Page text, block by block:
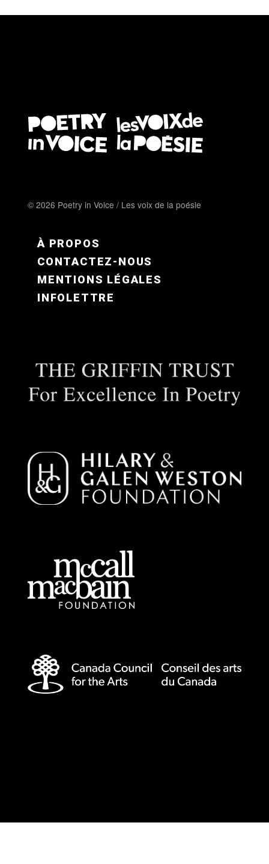
© 2026 Poetry in Voice / Les voix de la poésie
FOOTER MENU FR
À PROPOS
CONTACTEZ-NOUS
MENTIONS LÉGALES
INFOLETTRE